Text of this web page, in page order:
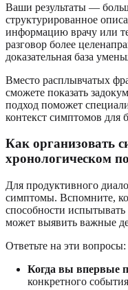
Ваши результаты —
структурированное
информацию врачу или
разговор более
доказательная база
Вместо расплывчатых
сможете показать
подход поможет
контекст симптомов для
Как организовать
хронологическом
Для продуктивного
симптомы. Вспомните,
способности
может выявить важные
Ответьте на эти вопросы:
Когда вы впервые
конкретного